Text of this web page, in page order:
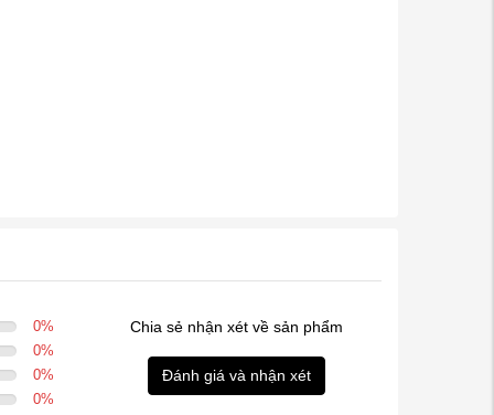
0%
0%
0%
0%
Chia sẻ nhận xét về sản phẩm
Đánh giá và nhận xét